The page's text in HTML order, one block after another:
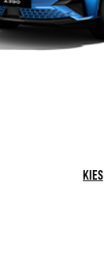
KIES